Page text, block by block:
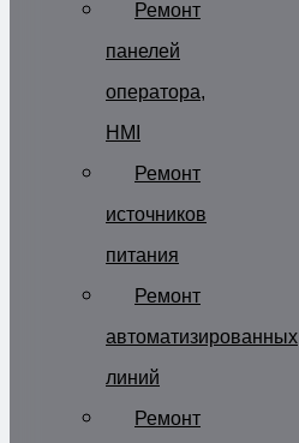
Ремонт
панелей
оператора,
HMI
Ремонт
источников
питания
Ремонт
автоматизированных
линий
Ремонт